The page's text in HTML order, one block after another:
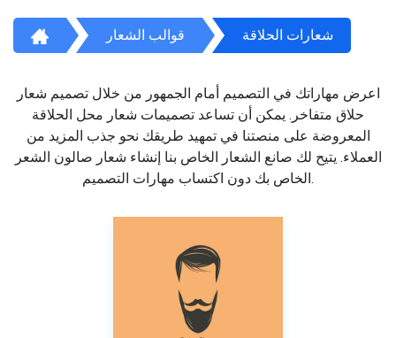
قوالب الشعار شعارات الحلاقة
اعرض مهاراتك في التصميم أمام الجمهور من خلال تصميم شعار
حلاق متفاخر. يمكن أن تساعد تصميمات شعار محل الحلاقة
المعروضة على منصتنا في تمهيد طريقك نحو جذب المزيد من
العملاء. يتيح لك صانع الشعار الخاص بنا إنشاء شعار صالون الشعر
الخاص بك دون اكتساب مهارات التصميم.